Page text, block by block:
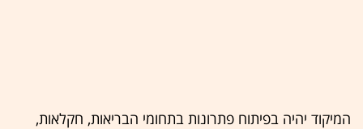
המיקוד יהיה בפיתוח פתרונות בתחומי הבריאות, חקלאות,